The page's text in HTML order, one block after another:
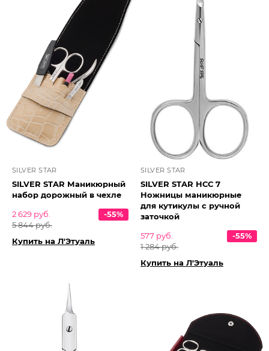
SILVER STAR
SILVER STAR Маникюрный
набор дорожный в чехле
2 629 руб.
5 844 руб.
-55%
Купить на Л'Этуаль
SILVER STAR
SILVER STAR НСС 7
Ножницы маникюрные
для кутикулы с ручной
заточкой
577 руб.
1 284 руб.
-55%
Купить на Л'Этуаль